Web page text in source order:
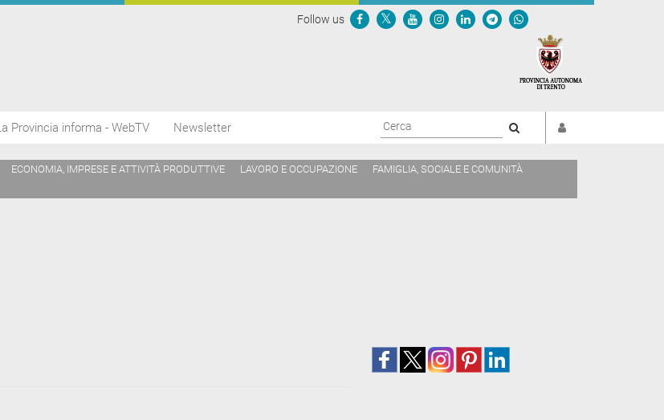
Follow us
Provincia informa - WebTV Newsletter
ECONOMIA, IMPRESE E ATTIVITÀ PRODUTTIVE LAVORO E OCCUPAZIONE
FAMIGLIA, SOCIALE E COMUNITÀ